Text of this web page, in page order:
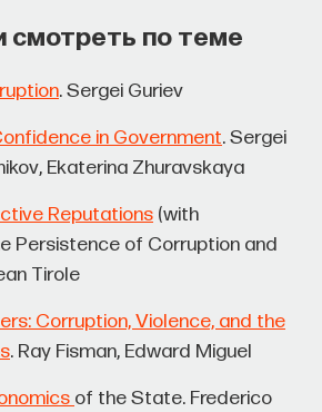
смотреть по теме
. Sergei Guriev
in Government . Sergei
Ekaterina Zhuravskaya
Reputations (with
Persistence of Corruption and
Tirole
Corruption, Violence, and the
. Ray Fisman, Edward Miguel
of the State. Frederico